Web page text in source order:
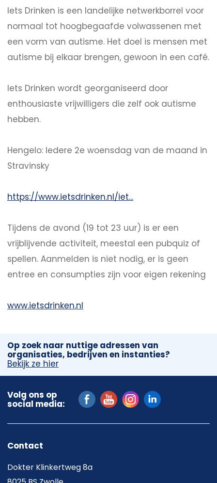
Iets Drinken is een landelijke netwerkborrel voor
normaal tot hoogbegaafde volwassenen met
een vorm van autisme. Het doel is mensen met
autisme bij elkaar brengen, gewoon in een café.
Iets Drinken wordt georganiseerd door
enthousiaste vrijwilligers die zelf ook autisme
hebben.
Hengelo: Iedere 2e woensdag van de maand in
Stravinsky
https://www.ietsdrinken.nl/iet...
Tijdens de avond (19 tot 23 uur) is er een
vrijblijvende activiteit, meestal een pubquiz of
spellen. Aanmelden is niet nodig, er is geen
entree en consumpties zijn voor eigen rekening
www.ietsdrinken.nl
Op zoek naar nuttige adressen van
organisaties, bedrijven en instanties?
Bekijk ze hier
Volg ons op
social media:
Contact
Dokter Klinkertweg 8a